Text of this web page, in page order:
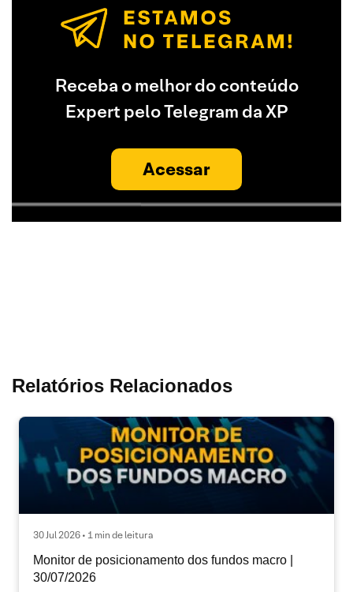
Receba o melhor do conteúdo
Expert pelo Telegram da XP
Acessar
Relatórios Relacionados
30 Jul 2026 • 1 min de leitura
Monitor de posicionamento dos fundos macro |
30/07/2026